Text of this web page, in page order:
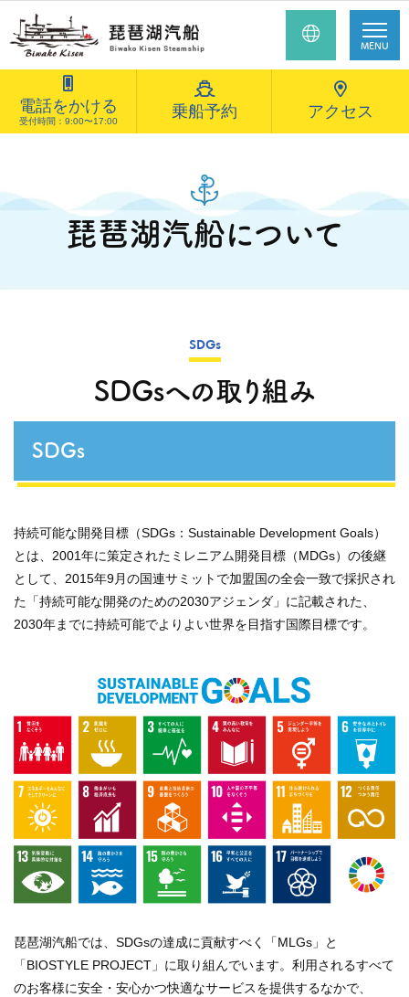
MENU
電話をかける
受付時間：9:00〜17:00
乗船予約 アクセス
琵琶湖汽船について
SDGs
SDGsへの取り組み
SDGs
持続可能な開発目標（SDGs：Sustainable Development Goals）
とは、2001年に策定されたミレニアム開発目標（MDGs）の後継
として、2015年9月の国連サミットで加盟国の全会一致で採択され
た「持続可能な開発のための2030アジェンダ」に記載された、
2030年までに持続可能でよりよい世界を目指す国際目標です。
琵琶湖汽船では、SDGsの達成に貢献すべく「MLGs」と
「BIOSTYLE PROJECT」に取り組んでいます。利用されるすべて
のお客様に安全・安心かつ快適なサービスを提供するなかで、